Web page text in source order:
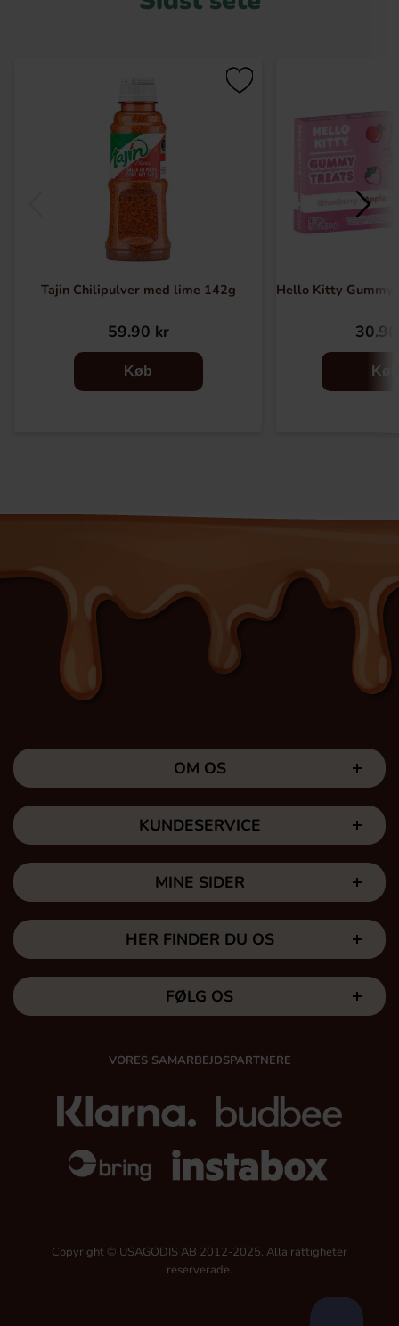
Tajin Chilipulver med lime 142g
59.90 kr
Køb
Hello Kitty Gummy
Køb
OM OS
KUNDESERVICE
MINE SIDER
HER FINDER DU OS
FØLG OS
VORES SAMARBEJDSPARTNERE
Copyright © USAGODIS AB 2012-2025, Alla rättigheter
reserverade.